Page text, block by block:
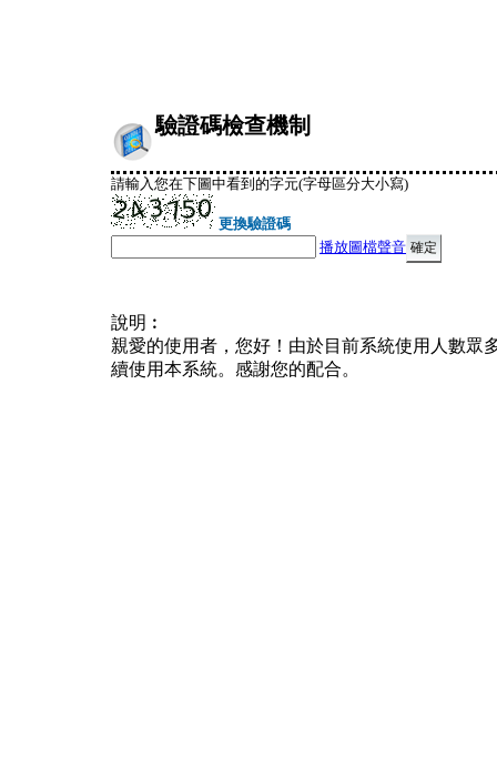
驗證碼檢查機制
請輸入您在下圖中看到的字元(字母區分大小寫)
更換驗證碼
播放圖檔聲音
說明︰
親愛的使用者，您好！由於目前系統使用人數眾
續使用本系統。感謝您的配合。